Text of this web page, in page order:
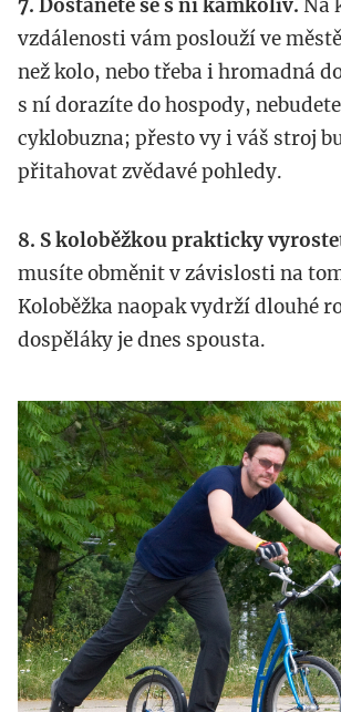
7. Dostanete se s ní kamkoliv. Na
vzdálenosti vám poslouží ve
než kolo, nebo třeba i hromadná
s ní dorazíte do hospody,
cyklobuzna; přesto vy i váš stroj
přitahovat zvědavé pohledy.
8. S koloběžkou prakticky
musíte obměnit v závislosti na
Koloběžka naopak vydrží dlouhé
dospěláky je dnes spousta.
priblizovadlo_cz.jpg